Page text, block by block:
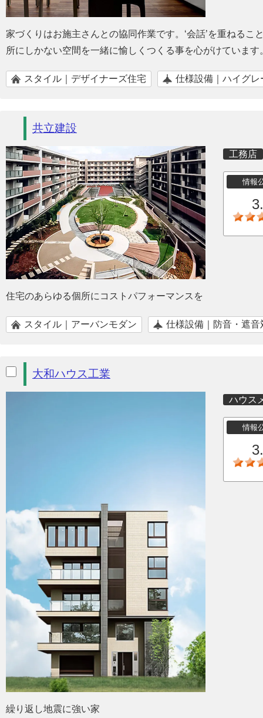
家づくりはお施主さんとの協同作業です。‘会話’を重ねる
所にしかない空間を一緒に愉しくつくる事を心がけています
スタイル｜デザイナーズ住宅 仕様設備｜ハイグレ
共立建設
工務店
情報
住宅のあらゆる個所にコストパフォーマンスを
スタイル｜アーバンモダン 仕様設備｜防音・遮音
大和ハウス工業
ハウス
情報
繰り返し地震に強い家